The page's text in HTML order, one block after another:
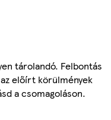
tárolandó. Felbontás
előírt körülmények
a csomagoláson.